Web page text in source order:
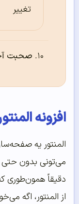
تغییر
صحبت
افزونه
المنتور یه
می‌تونی بدون
دقیقاً همون‌طوری
از المنتور، اگه